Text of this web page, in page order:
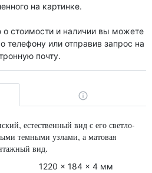
на картинке.
стоимости и наличии вы можете
телефону или отправив запрос на
почту.
естественный вид с его светло-
темными узлами, а матовая
вид.
1220 x 184 x 4 мм